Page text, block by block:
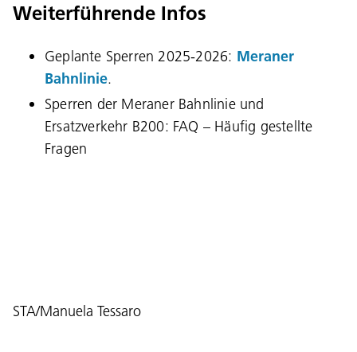
Sprache:
Weiterführende Infos
Geplante Sperren 2025-2026: Meraner
Bahnlinie.
Sperren der Meraner Bahnlinie und
Ersatzverkehr B200: FAQ – Häufig gestellte
Fragen
STA/Manuela Tessaro